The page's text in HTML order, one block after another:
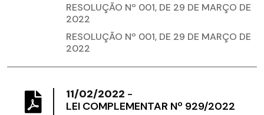
RESOLUÇÃO Nº 001, DE 29 DE MARÇO DE
2022
RESOLUÇÃO Nº 001, DE 29 DE MARÇO DE
2022
11/02/2022 -
LEI COMPLEMENTAR Nº 929/2022